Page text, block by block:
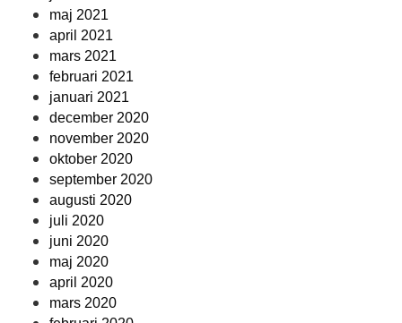
maj 2021
april 2021
mars 2021
februari 2021
januari 2021
december 2020
november 2020
oktober 2020
september 2020
augusti 2020
juli 2020
juni 2020
maj 2020
april 2020
mars 2020